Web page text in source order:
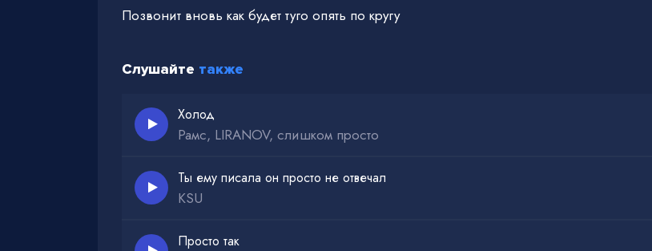
Позвонит вновь как будет туго опять по кругу
Слушайте также
Холод
Рамс, LIRANOV, слишком просто
Ты ему писала он просто не отвечал
KSU
Просто так